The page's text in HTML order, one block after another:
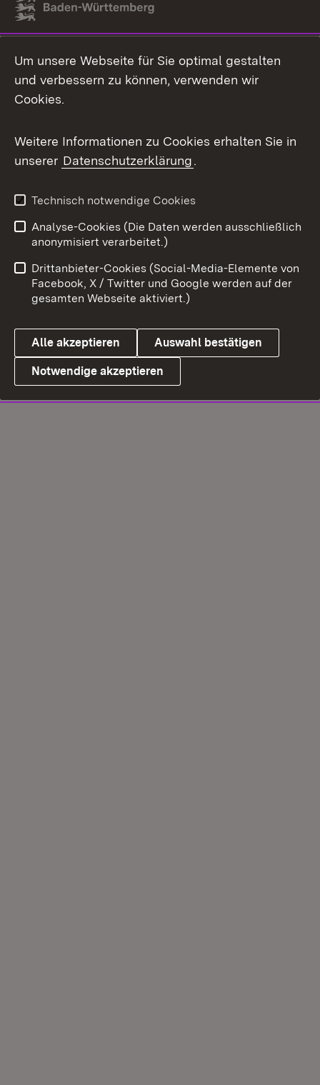
Link zum Landesportal
Um unsere Webseite für Sie optimal gestalten
und verbessern zu können, verwenden wir
Cookies.
Weitere Informationen zu Cookies erhalten Sie in
unserer Datenschutzerklärung.
Technisch notwendige Cookies
Analyse-Cookies (Die Daten werden ausschließlich
anonymisiert verarbeitet.)
Drittanbieter-Cookies (Social-Media-Elemente von
Facebook, X / Twitter und Google werden auf der
gesamten Webseite aktiviert.)
Alle akzeptieren Auswahl bestätigen
Notwendige akzeptieren